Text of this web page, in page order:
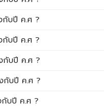
บปี ค.ศ ?
บปี ค.ศ ?
บปี ค.ศ ?
บปี ค.ศ ?
บปี ค.ศ ?